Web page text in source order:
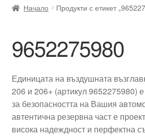
Доставка по целия свят
Жалби
Количка
Контакт
Начало Продукти с етикет
9652275980
Единицата на въздушната
206 и 206+ (артикул 9652275980)
за безопасността на Вашия
автентична резервна част е
висока надеждност и перфектна